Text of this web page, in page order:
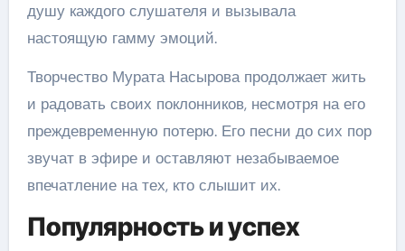
душу каждого слушателя и вызывала
настоящую гамму эмоций.
Творчество Мурата Насырова продолжает жить
и радовать своих поклонников, несмотря на его
преждевременную потерю. Его песни до сих пор
звучат в эфире и оставляют незабываемое
впечатление на тех, кто слышит их.
Популярность и успех